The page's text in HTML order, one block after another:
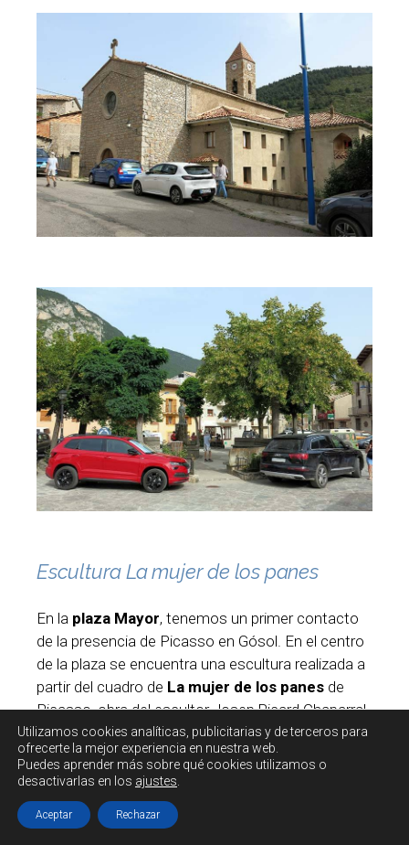
Escultura La mujer de los panes
En la plaza Mayor, tenemos un primer contacto
de la presencia de Picasso en Gósol. En el centro
de la plaza se encuentra una escultura realizada a
partir del cuadro de La mujer de los panes de
Picasso, obra del escultor Josep Ricard Chaparral.
Me pregunto si le gustaría a Picasso esta
interpretación escultórica de su cuadro.
Utilizamos cookies analíticas, publicitarias y de terceros para
ofrecerte la mejor experiencia en nuestra web.
Puedes aprender más sobre qué cookies utilizamos o
desactivarlas en los ajustes
Aceptar Rechazar